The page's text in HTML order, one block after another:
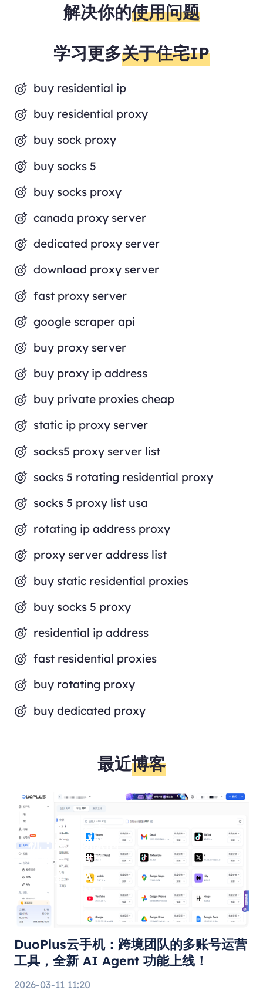
解决你的使用问题
学习更多关于住宅IP
buy residential ip
buy residential proxy
buy sock proxy
buy socks 5
buy socks proxy
canada proxy server
dedicated proxy server
download proxy server
fast proxy server
google scraper api
buy proxy server
buy proxy ip address
buy private proxies cheap
static ip proxy server
socks5 proxy server list
socks 5 rotating residential proxy
socks 5 proxy list usa
rotating ip address proxy
proxy server address list
buy static residential proxies
buy socks 5 proxy
residential ip address
fast residential proxies
buy rotating proxy
buy dedicated proxy
最近博客
DuoPlus云手
机：跨境团队的
多账号运营工
具，全新 AI
Agent 功能上
线！
DuoPlus云手机：跨境团队的多账号运营
工具，全新 AI Agent 功能上线！
2026-03-11 11:20